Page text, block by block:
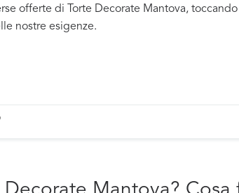
offerte di Torte Decorate Mantova,
nostre esigenze.